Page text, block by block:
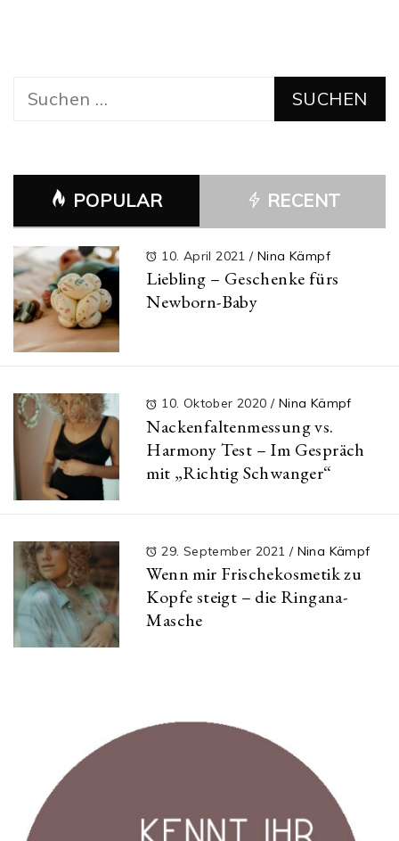
Suchen
POPULAR RECENT
10. April 2021/ Nina Kämpf
Liebling – Geschenke fürs
Newborn-Baby
10. Oktober 2020 / Nina Kämpf
Nackenfaltenmessung vs.
Harmony Test – Im Gespräch
mit „Richtig Schwanger“
29. September 2021 / Nina Kämpf
Wenn mir Frischekosmetik zu
Kopfe steigt – die Ringana-
Masche